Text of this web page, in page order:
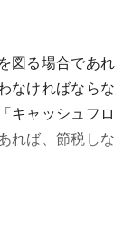
図る場合であれ
なければならな
キャッシュフロ
れば、節税しな